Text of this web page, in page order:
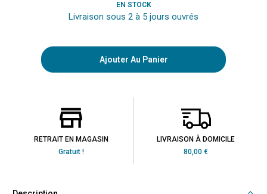
EN STOCK
Livraison sous 2 à 5 jours ouvrés
Ajouter Au Panier
RETRAIT EN MAGASIN
Gratuit !
LIVRAISON À DOMICILE
80,00 €